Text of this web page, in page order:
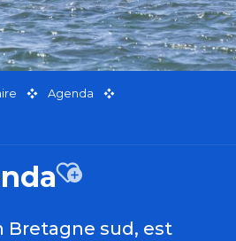
Agenda
Ajouter aux
Bretagne sud, est